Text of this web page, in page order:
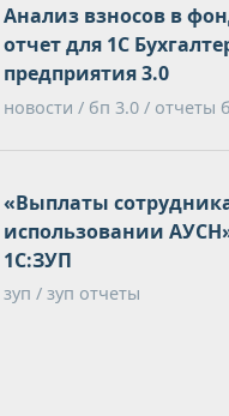
Анализ взносов в
отчет для 1С
предприятия 3.0
новости / бп 3.0 / отчеты
«Выплаты
использовании
1С:ЗУП
зуп / зуп отчеты